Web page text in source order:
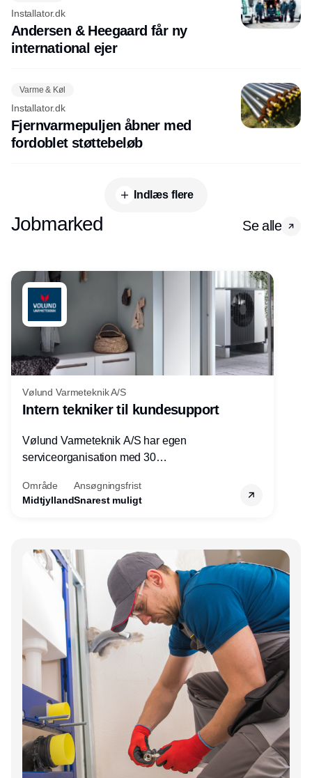
Installator.dk
Andersen & Heegaard får ny
international ejer
Varme & Køl
Installator.dk
Fjernvarmepuljen åbner med
fordoblet støttebeløb
Indlæs flere
Jobmarked Se alle
Vølund Varmeteknik A/S
Intern tekniker til kundesupport
Vølund Varmeteknik A/S har egen
serviceorganisation med 30
søger nu endnu en teknisk kollega - denne
gang til kundesupport på kontoret i Herning.
Område
Midtjylland
Ansøgningsfrist
Snarest muligt
Annonce